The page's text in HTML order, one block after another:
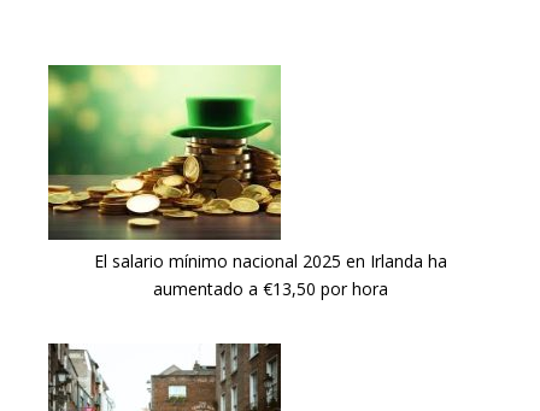
El salario mínimo nacional 2025 en Irlanda ha
aumentado a €13,50 por hora